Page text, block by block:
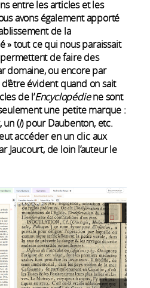
entre les articles et les
avons également apporté
de la
» tout ce qui nous paraissait
de faire des
domaine, ou encore par
évident quand on sait
de l’Encyclopédiene sont
une petite marque :
un (I) pour Daubenton, etc.
accéder en un clic aux
Jaucourt, de loin l’auteur le